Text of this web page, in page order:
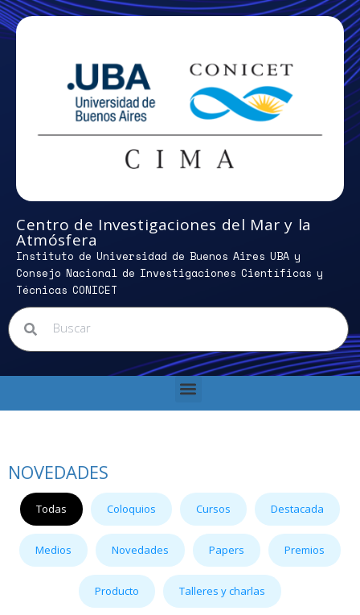
Centro de Investigaciones del Mar y la
Atmósfera
Instituto de Universidad de Buenos Aires UBA y
Consejo Nacional de Investigaciones Científicas y
Técnicas CONICET
NOVEDADES
Todas Coloquios Cursos Destacada
Medios Novedades Papers Premios
Producto Talleres y charlas